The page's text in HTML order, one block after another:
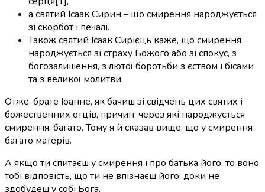
а святий Ісаак Сирин – що смирення народжується
зі скорбот і печалі.
Також святий Ісаак Сирієць каже, що смирення
народжується зі страху Божого або зі спокус, з
богозалишення, з лютої боротьби з єством і бісами
та з великої молитви.
Отже, брате Іоанне, як бачиш зі свідчень цих святих і
божественних отців, причин, через які народжується
смирення, багато. Тому я й сказав вище, що у смирення
багато матерів.
А якщо ти спитаєш у смирення і про батька його, то воно
тобі відповість, що ти не впізнаєш його, доки не
здобудеш у собі Бога.